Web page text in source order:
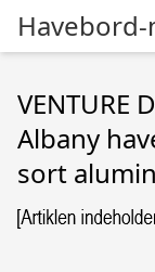
VENTURE
Albany
sort